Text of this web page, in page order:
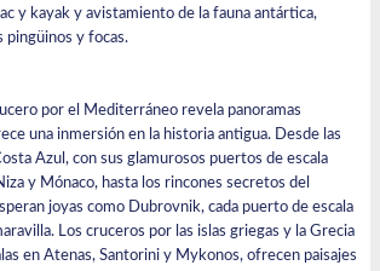
y kayak y avistamiento de la fauna antártica,
pingüinos y focas.
por el Mediterráneo revela panoramas
una inmersión en la historia antigua. Desde las
Azul, con sus glamurosos puertos de escala
y Mónaco, hasta los rincones secretos del
joyas como Dubrovnik, cada puerto de escala
Los cruceros por las islas griegas y la Grecia
en Atenas, Santorini y Mykonos, ofrecen paisajes